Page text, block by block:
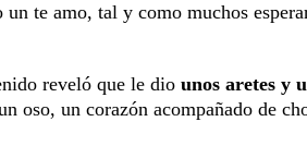
te amo, tal y como muchos
reveló que le dio unos aretes y
oso, un corazón acompañado de